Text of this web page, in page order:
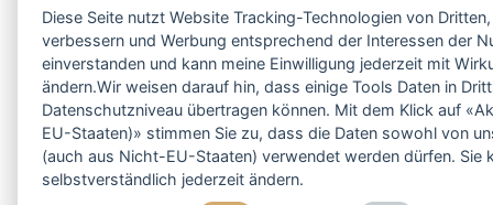
Diese Seite nutzt Website Tracking-Technologien von
verbessern und Werbung entsprechend der Interessen der
einverstanden und kann meine Einwilligung jederzeit mit
ändern.Wir weisen darauf hin, dass einige Tools Daten in
Datenschutzniveau übertragen können. Mit dem Klick auf
EU-Staaten)» stimmen Sie zu, dass die Daten sowohl von
(auch aus Nicht-EU-Staaten) verwendet werden dürfen. Sie
selbstverständlich jederzeit ändern.